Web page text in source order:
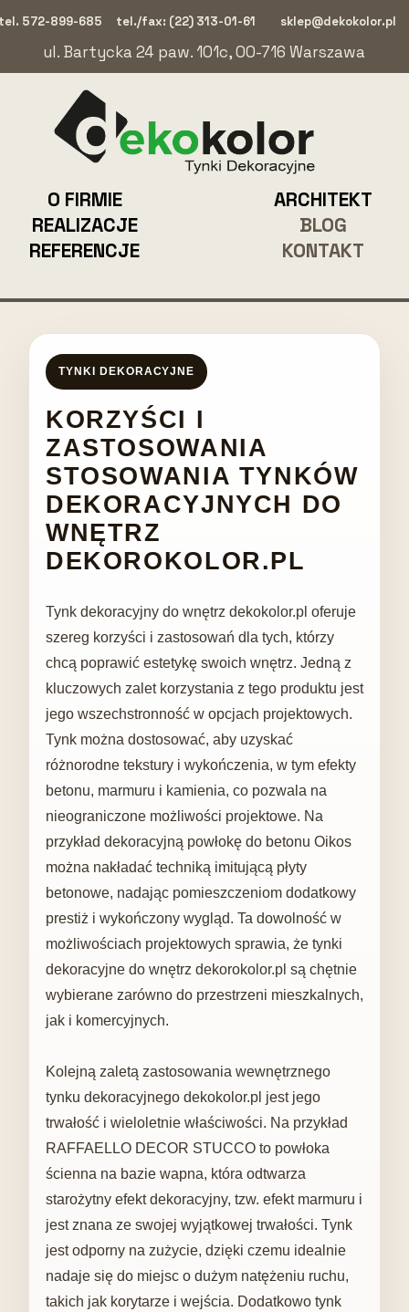
KONTAKT
BLOG
REALIZACJE
ARCHITEKT
REFERENCJE
O FIRMIE
ul. Bartycka 24 paw. 101c, 00-716 Warszawa
sklep@dekokolor.pl
tel./fax: (22) 313-01-61
572-899-685
TYNKI DEKORACYJNE
KORZYŚCI I
ZASTOSOWANIA
STOSOWANIA TYNKÓW
DEKORACYJNYCH DO
WNĘTRZ
DEKOROKOLOR.PL
Tynk dekoracyjny do wnętrz dekokolor.pl oferuje
szereg korzyści i zastosowań dla tych, którzy
chcą poprawić estetykę swoich wnętrz. Jedną z
kluczowych zalet korzystania z tego produktu jest
jego wszechstronność w opcjach projektowych.
Tynk można dostosować, aby uzyskać
różnorodne tekstury i wykończenia, w tym efekty
betonu, marmuru i kamienia, co pozwala na
nieograniczone możliwości projektowe. Na
przykład dekoracyjną powłokę do betonu Oikos
można nakładać techniką imitującą płyty
betonowe, nadając pomieszczeniom dodatkowy
prestiż i wykończony wygląd. Ta dowolność w
możliwościach projektowych sprawia, że ​​tynki
dekoracyjne do wnętrz dekorokolor.pl są chętnie
wybierane zarówno do przestrzeni mieszkalnych,
jak i komercyjnych.
Kolejną zaletą zastosowania wewnętrznego
tynku dekoracyjnego dekokolor.pl jest jego
trwałość i wieloletnie właściwości. Na przykład
RAFFAELLO DECOR STUCCO to powłoka
ścienna na bazie wapna, która odtwarza
starożytny efekt dekoracyjny, tzw. efekt marmuru i
jest znana ze swojej wyjątkowej trwałości. Tynk
jest odporny na zużycie, dzięki czemu idealnie
nadaje się do miejsc o dużym natężeniu ruchu,
takich jak korytarze i wejścia. Dodatkowo tynk